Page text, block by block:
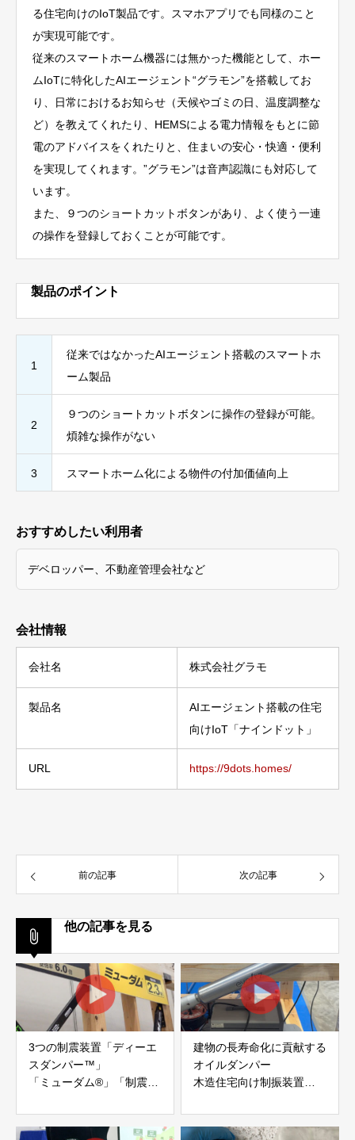
る住宅向けのIoT製品です。スマホアプリでも同様のこと
が実現可能です。
従来のスマートホーム機器には無かった機能として、ホー
ムIoTに特化したAIエージェント“グラモン”を搭載してお
り、日常におけるお知らせ（天候やゴミの日、温度調整な
ど）を教えてくれたり、HEMSによる電力情報をもとに節
電のアドバイスをくれたりと、住まいの安心・快適・便利
を実現してくれます。”グラモン”は音声認識にも対応して
います。
また、９つのショートカットボタンがあり、よく使う一連
の操作を登録しておくことが可能です。
製品のポイント
1
従来ではなかったAIエージェント搭載のスマートホ
ーム製品
2
９つのショートカットボタンに操作の登録が可能。
煩雑な操作がない
3 スマートホーム化による物件の付加価値向上
おすすめしたい利用者
デベロッパー、不動産管理会社など
会社情報
会社名 株式会社グラモ
製品名
AIエージェント搭載の住宅
向けIoT「ナインドット」
URL https://9dots.homes/
前の記事 次の記事
他の記事を見る
3つの制震装置「ディーエ
スダンパー™」
「ミューダム®」「制震テ
アイディールブレーン株式
会社
建物の長寿命化に貢献する
オイルダンパー
木造住宅向け制振装置
株式会社evoltz